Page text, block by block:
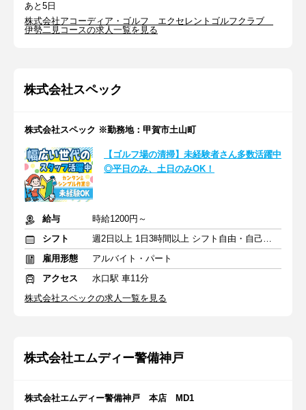
あと5日
株式会社アコーディア・ゴルフ エクセレントゴルフクラブ
伊勢二見コースの求人一覧を見る
株式会社スペック
株式会社スペック ※勤務地：甲賀市土山町
【ゴルフ場の清掃】未経験者さん多数活躍中
◎平日のみ、土日のみOK！
給与
時給1200円～
シフト
週2日以上 1日3時間以上 シフト自由・自己申告
雇用形態
アルバイト・パート
アクセス
水口駅 車11分
株式会社スペックの求人一覧を見る
株式会社エムディー警備神戸
株式会社エムディー警備神戸 本店 MD1